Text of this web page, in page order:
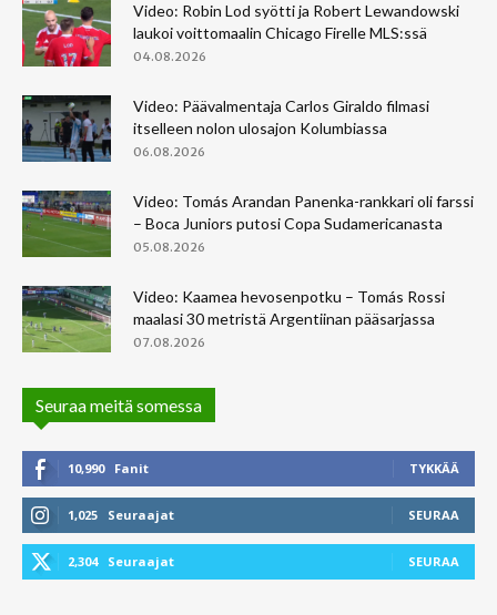
Video: Robin Lod syötti ja Robert Lewandowski
laukoi voittomaalin Chicago Firelle MLS:ssä
04.08.2026
Video: Päävalmentaja Carlos Giraldo filmasi
itselleen nolon ulosajon Kolumbiassa
06.08.2026
Video: Tomás Arandan Panenka-rankkari oli farssi
– Boca Juniors putosi Copa Sudamericanasta
05.08.2026
Video: Kaamea hevosenpotku – Tomás Rossi
maalasi 30 metristä Argentiinan pääsarjassa
07.08.2026
Seuraa meitä somessa
10,990 Fanit TYKKÄÄ
1,025 Seuraajat SEURAA
2,304 Seuraajat SEURAA